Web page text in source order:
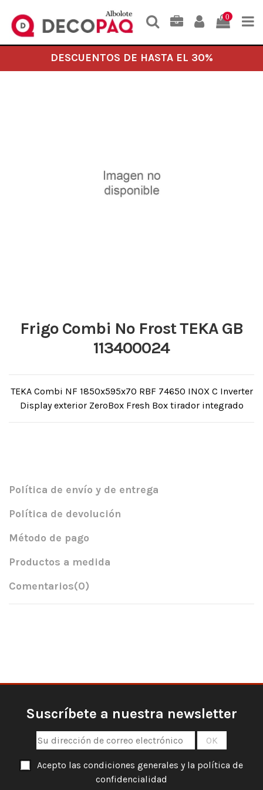
0
DESCUENTOS DE HASTA EL 30%
Frigo Combi No Frost TEKA GB
113400024
TEKA Combi NF 1850x595x70 RBF 74650 INOX C Inverter
Display exterior ZeroBox Fresh Box tirador integrado
Política de envío y de entrega
Política de devolución
Método de pago
Productos a medida
Comentarios(0)
Suscríbete a nuestra newsletter
Acepto las condiciones generales y la política de
confidencialidad